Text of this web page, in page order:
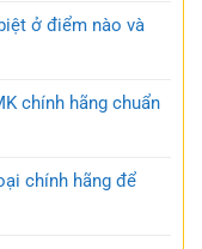
ở điểm nào và
chính hãng chuẩn
chính hãng để